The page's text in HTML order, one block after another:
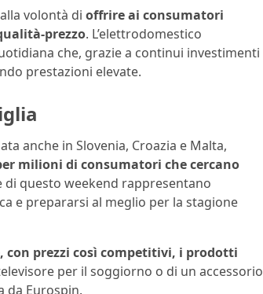
volontà di offrire ai consumatori
prezzo. L’elettrodomestico
che, grazie a continui investimenti
prestazioni elevate.
anche in Slovenia, Croazia e Malta,
milioni di consumatori che cercano
di questo weekend rappresentano
e prepararsi al meglio per la stagione
con prezzi così competitivi, i prodotti
per il soggiorno o di un accessorio
da Eurospin.